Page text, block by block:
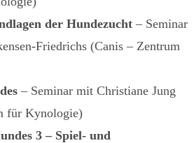
der Hundezucht – Seminar
Friedrichs (Canis – Zentrum
– Seminar mit Christiane Jung
für Kynologie)
3 – Spiel- und